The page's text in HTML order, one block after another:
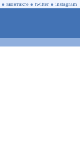
● вконтакте ● twitter ● instagram